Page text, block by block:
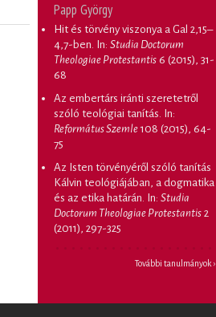
Papp György
Hit és törvény viszonya a Gal 2,15–
4,7-ben. In: Studia Doctorum
Theologiae Protestantis 6 (2015), 31-
68
Az embertárs iránti szeretetről
szóló teológiai tanítás. In:
Református Szemle108 (2015), 64-
75
Az Isten törvényéről szóló tanítás
Kálvin teológiájában, a dogmatika
és az etika határán. In: Studia
Doctorum Theologiae Protestantis 2
(2011), 297-325
További tanulmányok ›